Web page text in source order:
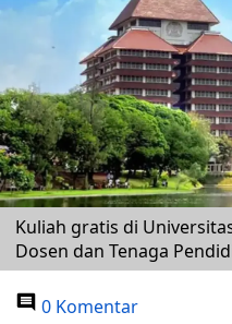
Kuliah gratis di
Dosen dan Tenaga
0 Komentar